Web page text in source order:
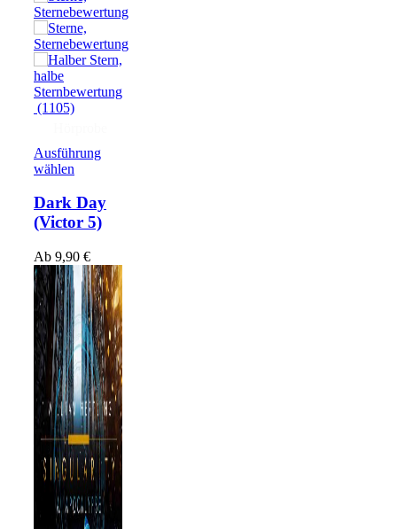
(1105)
Ausführung
wählen
Dark Day
(Victor 5)
Ab 9,90 €